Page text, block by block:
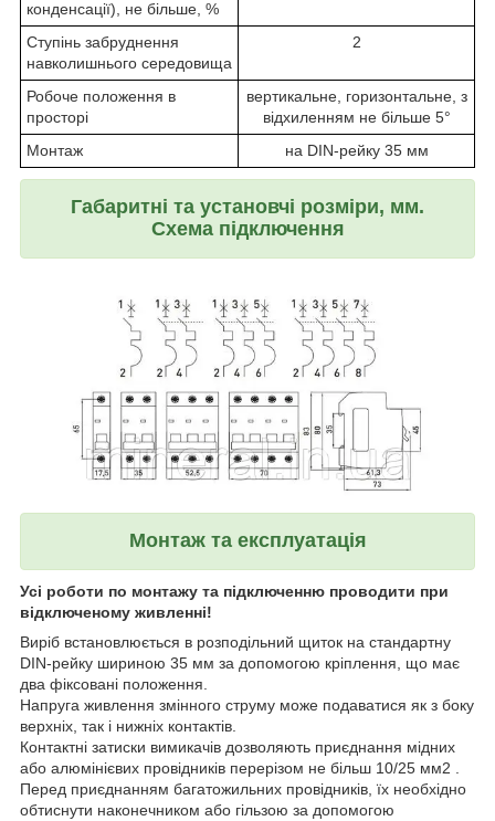
конденсації), не більше, %
Ступінь забруднення
навколишнього середовища
2
Робоче положення в
просторі
вертикальне, горизонтальне, з
відхиленням не більше 5°
Монтаж
на DIN-рейку 35 мм
Габаритні та установчі розміри, мм.
Схема підключення
Монтаж та експлуатація
Усі роботи по монтажу та підключенню проводити при
відключеному живленні!
Виріб встановлюється в розподільний щиток на стандартну
DIN-рейку шириною 35 мм за допомогою кріплення, що має
два фіксовані положення.
Напруга живлення змінного струму може подаватися як з боку
верхніх, так і нижніх контактів.
Контактні затиски вимикачів дозволяють приєднання мідних
або алюмінієвих провідників перерізом не більш 10/25 мм2 .
Перед приєднанням багатожильних провідників, їх необхідно
обтиснути наконечником або гільзою за допомогою